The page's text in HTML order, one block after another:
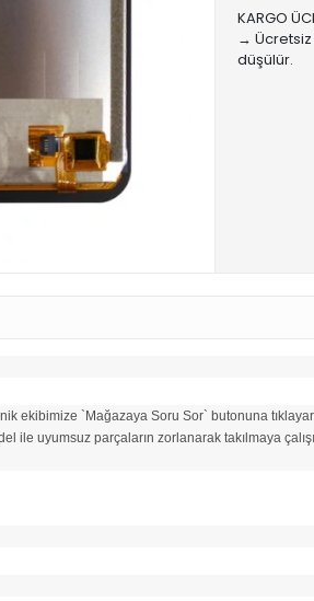
KARGO
→ Ücretsiz
düşülür.
ekibimize `Mağazaya Soru Sor` butonuna
uyumsuz parçaların zorlanarak takılmaya